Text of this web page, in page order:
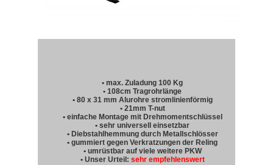
• max. Zuladung 100 Kg
• 108cm Tragrohrlänge
• 80 x 31 mm Alurohre stromlinienförmig
• 21mm T-nut
• einfache Montage mit Drehmomentschlüssel
• sehr universell einsetzbar
• Diebstahlhemmung durch Metallschlösser
• gummiert gegen Verkratzungen der Reling
• umrüstbar auf viele weitere PKW
• Unser Urteil: sehr empfehlenswert